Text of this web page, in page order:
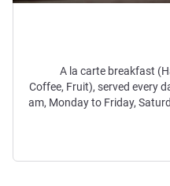
A la carte breakfast
Coffee, Fruit), served every
am, Monday to Friday,